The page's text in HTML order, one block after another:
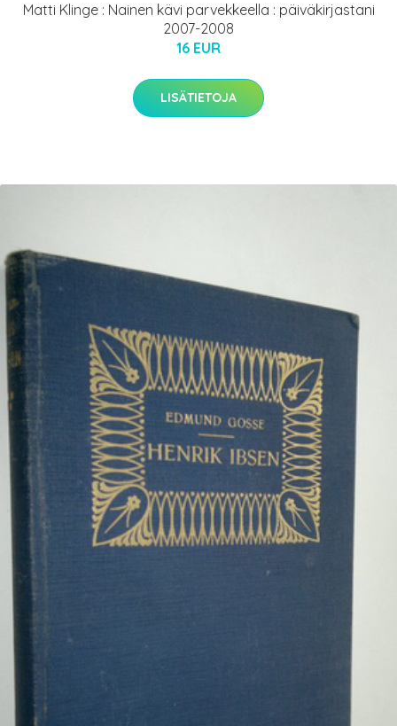
Matti Klinge : Nainen kävi parvekkeella : päiväkirjastani
2007-2008
16 EUR
LISÄTIETOJA